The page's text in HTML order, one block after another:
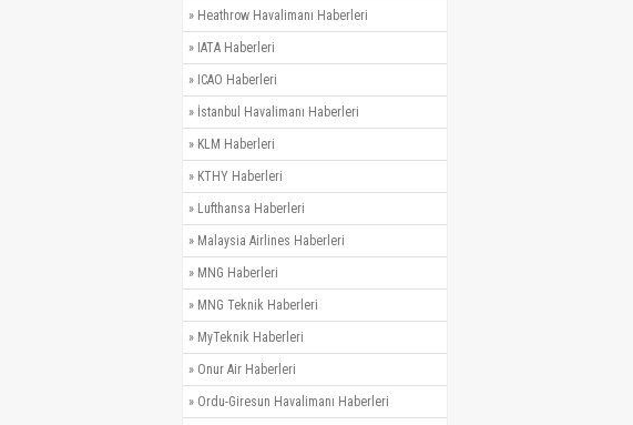
» Heathrow Havalimanı Haberleri
» IATA Haberleri
» ICAO Haberleri
» İstanbul Havalimanı Haberleri
» KLM Haberleri
» KTHY Haberleri
» Lufthansa Haberleri
» Malaysia Airlines Haberleri
» MNG Haberleri
» MNG Teknik Haberleri
» MyTeknik Haberleri
» Onur Air Haberleri
» Ordu-Giresun Havalimanı Haberleri